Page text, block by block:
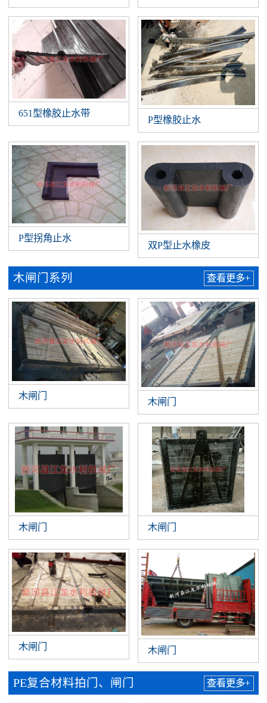
651型橡胶止水带
P型橡胶止水
P型拐角止水
双P型止水橡皮
木闸门系列 查看更多+
木闸门
木闸门
木闸门 木闸门
木闸门 木闸门
PE复合材料拍门、闸门 查看更多+